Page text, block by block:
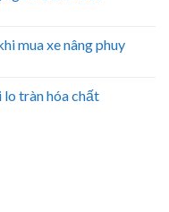
mua xe nâng phuy
lo tràn hóa chất